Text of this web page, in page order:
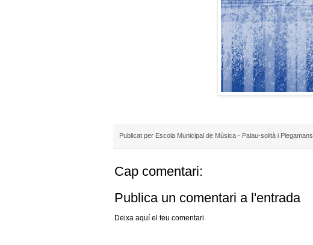
Publicat per Escola Municipal de Música - Palau-solità i Plegamans
Cap comentari:
Publica un comentari a l'entrada
Deixa aquí el teu comentari